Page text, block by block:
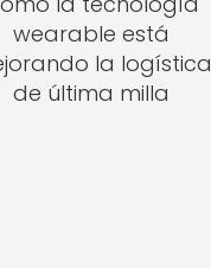
wearable está
la logística
de última milla